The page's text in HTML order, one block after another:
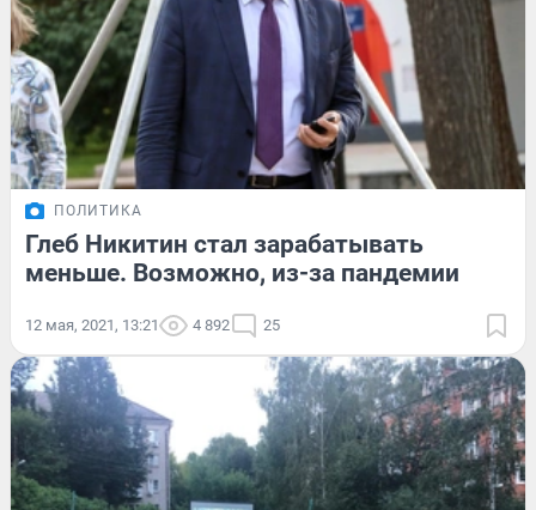
ПОЛИТИКА
Глеб Никитин стал зарабатывать
меньше. Возможно, из-за пандемии
12 мая, 2021, 13:21 4 892 25